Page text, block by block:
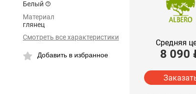
Белый
Материал
глянец
Смотреть все характеристики
Добавить в избранное
Средняя
8 090